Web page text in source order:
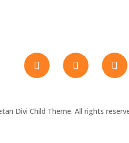
Divi Child Theme. All rights